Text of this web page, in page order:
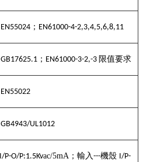
EN55024 ； EN61000-4-2,3,4,5,6,8,11
GB17625.1 ； EN61000-3-2,-3 限值要求
EN55022
GB4943/UL1012
I/P-O/P:1.5Kvac/5mA ；輸入 ---機殼 I/P-